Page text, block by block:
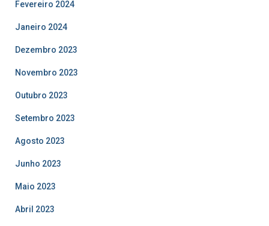
Fevereiro 2024
Janeiro 2024
Dezembro 2023
Novembro 2023
Outubro 2023
Setembro 2023
Agosto 2023
Junho 2023
Maio 2023
Abril 2023